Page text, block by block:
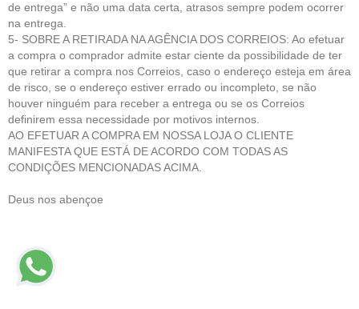
de entrega” e não uma data certa, atrasos sempre podem ocorrer
na entrega.
5- SOBRE A RETIRADA NA AGÊNCIA DOS CORREIOS: Ao efetuar
a compra o comprador admite estar ciente da possibilidade de ter
que retirar a compra nos Correios, caso o endereço esteja em área
de risco, se o endereço estiver errado ou incompleto, se não
houver ninguém para receber a entrega ou se os Correios
definirem essa necessidade por motivos internos.
AO EFETUAR A COMPRA EM NOSSA LOJA O CLIENTE
MANIFESTA QUE ESTÁ DE ACORDO COM TODAS AS
CONDIÇÕES MENCIONADAS ACIMA.
Deus nos abençoe